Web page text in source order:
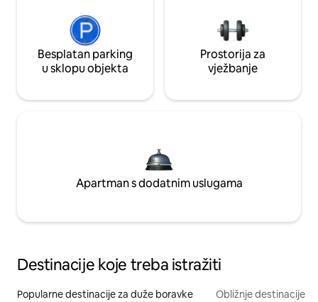
Besplatan parking
u sklopu objekta
Prostorija za
vježbanje
Apartman s dodatnim uslugama
Destinacije koje treba istražiti
Popularne destinacije za duže boravke Obližnje destinacije